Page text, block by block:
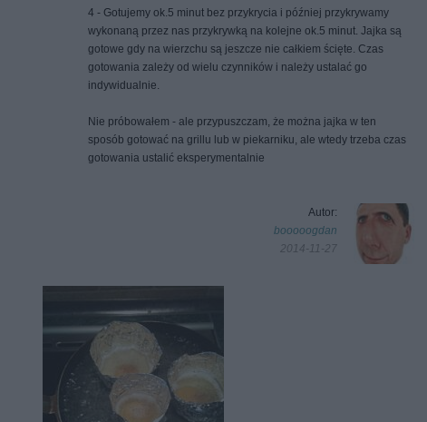
4 - Gotujemy ok.5 minut bez przykrycia i później przykrywamy
wykonaną przez nas przykrywką na kolejne ok.5 minut. Jajka są
gotowe gdy na wierzchu są jeszcze nie całkiem ścięte. Czas
gotowania zależy od wielu czynników i należy ustalać go
indywidualnie.
Nie próbowałem - ale przypuszczam, że można jajka w ten
sposób gotować na grillu lub w piekarniku, ale wtedy trzeba czas
gotowania ustalić eksperymentalnie
Autor:
booooogdan
2014-11-27